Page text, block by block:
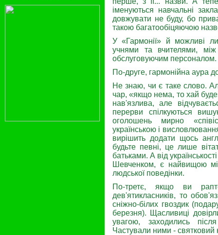
іменуються навчальні
довжувати не буду, бо
такою багатообіцяючою
У «Гармонії» й можливі
учнями та вчителями,
обслуговуючим персоналом.
По-друге, гармонійна аура
Не знаю, чи є таке слово.
чар, «якщо нема, то хай
нав'язлива, але
перерви спілкуються
оголошень мирно
українською і
вирішить додати щось
будьте певні, це лише
батьками. А від
Шевченком, є найвищою
людської поведінки.
По-третє, якщо ви
дев'ятикласників, то
сніжно-білих гвоздик
березня). Щасливиці
увагою, заходи­лись
Частували ними - святковий